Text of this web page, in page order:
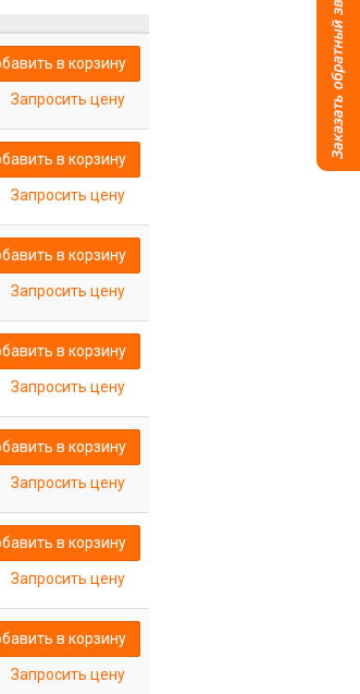
в корзину
Запросить цену
в корзину
Запросить цену
в корзину
Запросить цену
в корзину
Запросить цену
в корзину
Запросить цену
в корзину
Запросить цену
в корзину
Запросить цену